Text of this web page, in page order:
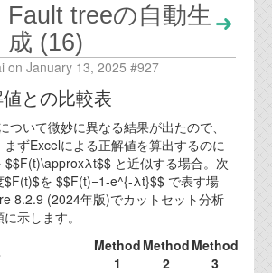
Fault treeの自動生
成 (16)
on January 13, 2025 #927
との比較表
ついて微妙に異なる結果が出たので、
ずExcelによる正解値を算出するのに
$$F(t)\approxλt$$ と近似する場合。次
$F(t)$を $$F(t)=1-e^{-λt}$$ で表す場
8.2.9 (2024年版)でカットセット分析
示します。
Method
1
Method
2
Method
3